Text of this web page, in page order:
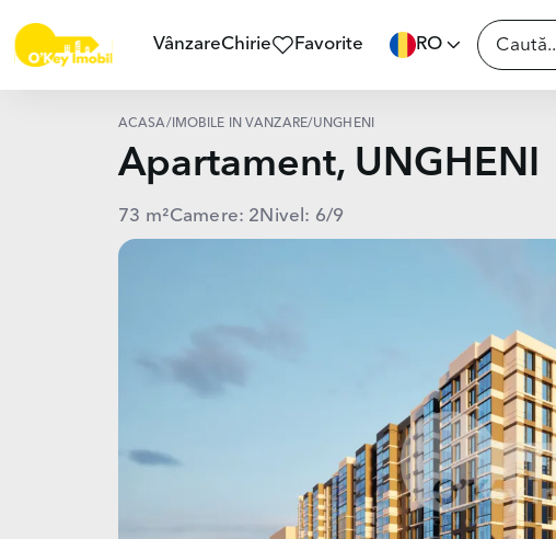
VânzareChirie Favorite RO
ACASĂ/ IMOBILE ÎN VÂNZARE/UNGHENI
Apartament, UNGHENI
73 m²Camere: 2 Nivel: 6/9